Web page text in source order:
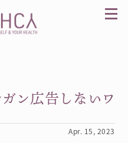
習慣を変えて、心を前向きに。産
ン広告しないワ
Apr. 15, 2023